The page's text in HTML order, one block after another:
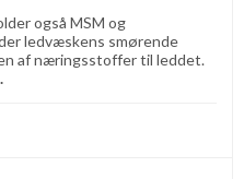
også MSM og
ledvæskens smørende
af ​​næringsstoffer til leddet.